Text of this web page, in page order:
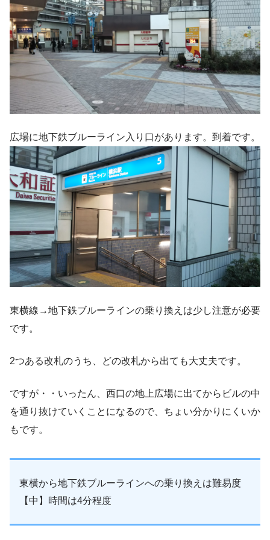
広場に地下鉄ブルーライン入り口があります。到着です。
東横線→地下鉄ブルーラインの乗り換えは少し注意が必要
です。
2つある改札のうち、どの改札から出ても大丈夫です。
ですが・・いったん、西口の地上広場に出てからビルの中
を通り抜けていくことになるので、ちょい分かりにくいか
もです。
東横から地下鉄ブルーラインへの乗り換えは難易度
【中】時間は4分程度